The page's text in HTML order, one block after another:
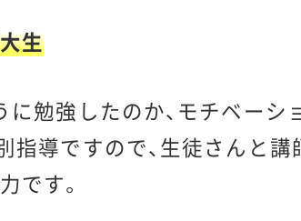
生
に勉強したのか、モチベー
指導ですので、生徒さんと
です。